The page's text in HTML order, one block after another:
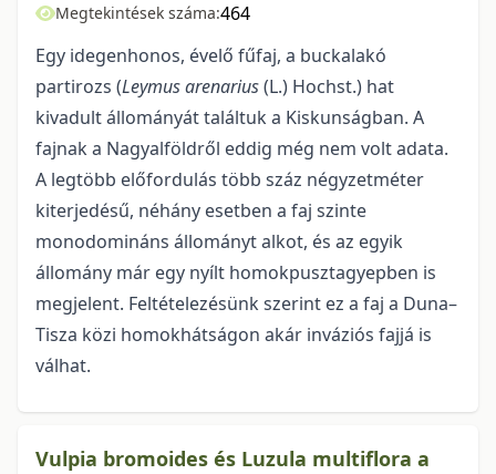
Megtekintések száma:464
Egy idegenhonos, évelő fűfaj, a buckalakó
partirozs (Leymus arenarius(L.) Hochst.) hat
kivadult állományát találtuk a Kiskunságban. A
fajnak a Nagyalföldről eddig még nem volt adata.
A leg­több előfordulás több száz négyzetméter
kiterjedésű, néhány esetben a faj szinte
monodomináns állo­mányt alkot, és az egyik
állomány már egy nyílt homokpusztagyepben is
megjelent. Feltételezésünk sze­rint ez a faj a Duna–
Tisza közi homokhátságon akár inváziós fajjá is
válhat.
Vulpia bromoides és Luzula multiflora a